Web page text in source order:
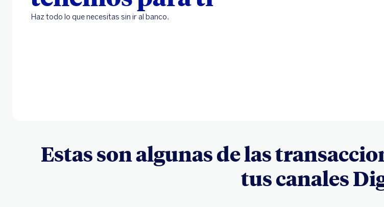
Haz todo lo que necesitas sin ir al banco.
Estas son algunas de las
tus canales